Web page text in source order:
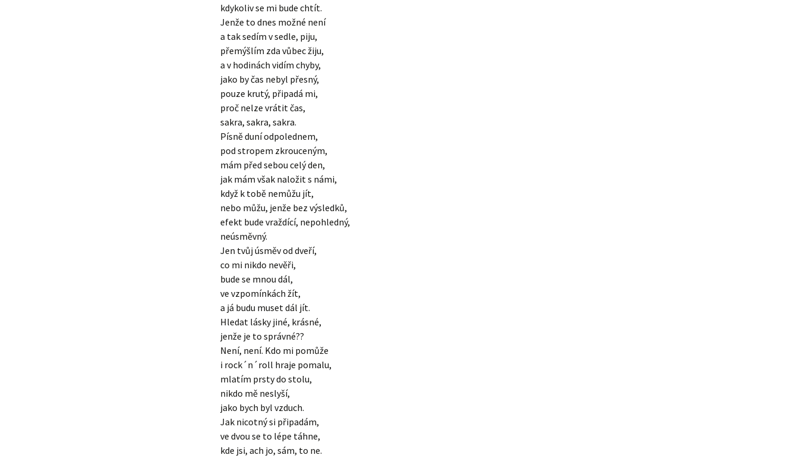
kdykoliv se mi bude chtít.
Jenže to dnes možné není
a tak sedím v sedle, piju,
přemýšlím zda vůbec žiju,
a v hodinách vidím chyby,
jako by čas nebyl přesný,
pouze krutý, připadá mi,
proč nelze vrátit čas,
sakra, sakra, sakra.
Písně duní odpolednem,
pod stropem zkrouceným,
mám před sebou celý den,
jak mám však naložit s námi,
když k tobě nemůžu jít,
nebo můžu, jenže bez výsledků,
efekt bude vraždící, nepohledný,
neúsměvný.
Jen tvůj úsměv od dveří,
co mi nikdo nevěři,
bude se mnou dál,
ve vzpomínkách žít,
a já budu muset dál jít.
Hledat lásky jiné, krásné,
jenže je to správné??
Není, není. Kdo mi pomůže
i rock´n´roll hraje pomalu,
mlatím prsty do stolu,
nikdo mě neslyší,
jako bych byl vzduch.
Jak nicotný si připadám,
ve dvou se to lépe táhne,
kde jsi, ach jo, sám, to ne.